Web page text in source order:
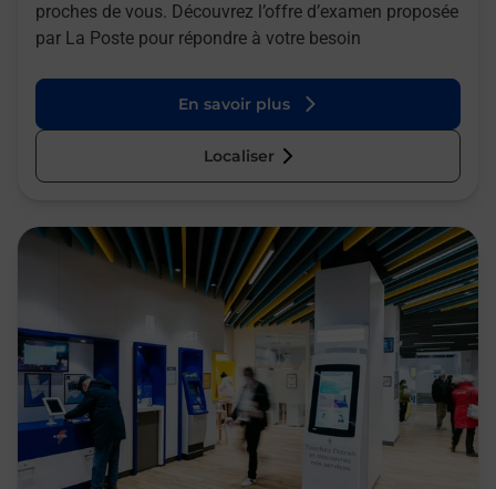
proches de vous. Découvrez l’offre d’examen proposée
par La Poste pour répondre à votre besoin
En savoir plus
Localiser